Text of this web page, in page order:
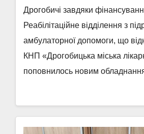
Дрогобичі завдяки
Реабілітаційне відділення з
амбулаторної допомоги, що
КНП «Дрогобицька міська
поповнилось новим